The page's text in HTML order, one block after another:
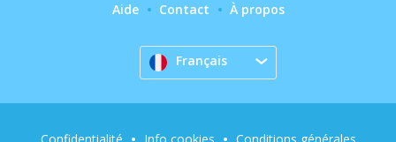
Aide Contact À propos
Français